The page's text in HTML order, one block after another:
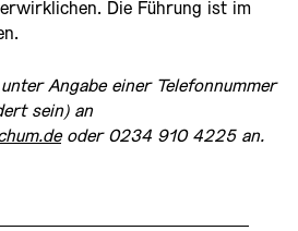
Die Führung ist im
Angabe einer Telefonnummer
sein) an
oder 0234 910 4225 an.